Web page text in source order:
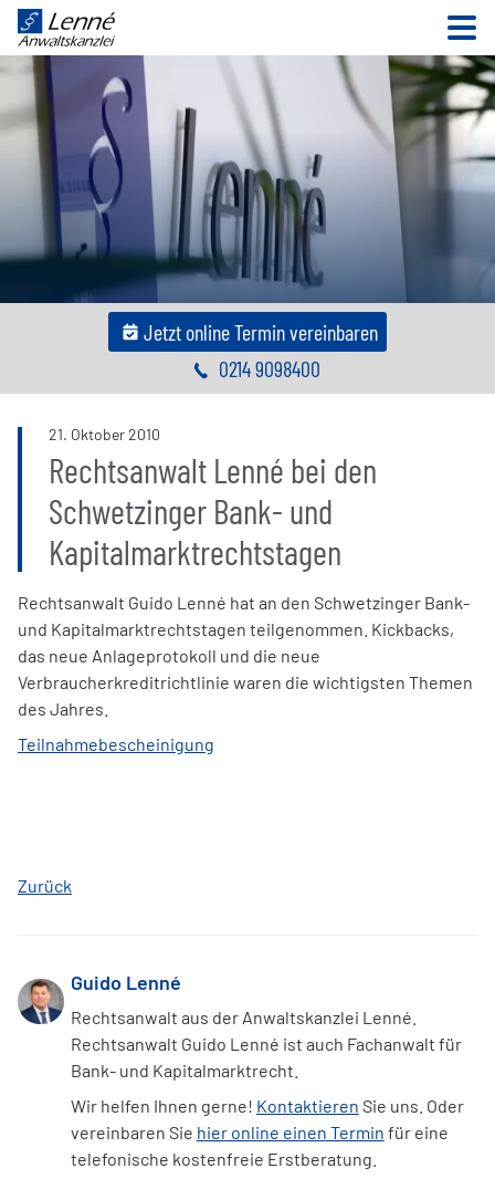
Jetzt online Termin vereinbaren
0214 9098400
21. Oktober2010
Rechtsanwalt Lenné bei den
Schwetzinger Bank- und
Kapitalmarktrechtstagen
Rechtsanwalt Guido Lenné hat an den Schwetzinger Bank-
und Kapitalmarktrechtstagen teilgenommen. Kickbacks,
das neue Anlageprotokoll und die neue
Verbraucherkreditrichtlinie waren die wichtigsten Themen
des Jahres.
Teilnahmebescheinigung
Zurück
Guido Lenné
Rechtsanwalt aus der Anwaltskanzlei Lenné.
Rechtsanwalt Guido Lenné ist auch Fachanwalt für
Bank- und Kapitalmarktrecht.
Wir helfen Ihnen gerne! Kontaktieren Sie uns. Oder
vereinbaren Sie hier online einen Termin für eine
telefonische kostenfreie Erstberatung.